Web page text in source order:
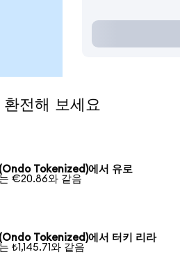
전해 보세요
Tokenized)에서 유로
€20.86와 같음
Tokenized)에서 터키 리라
₺1,145.71와 같음